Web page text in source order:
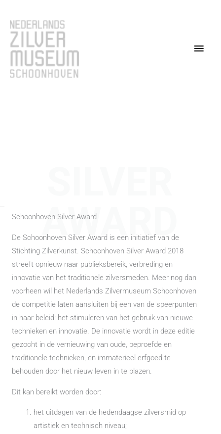
naar
inhoud
AWARD
Schoonhoven Silver Award
De Schoonhoven Silver Award is een initiatief van de
Stichting Zilverkunst. Schoonhoven Silver Award 2018
streeft opnieuw naar publieksbereik, verbreding en
innovatie van het traditionele zilversmeden. Meer nog dan
voorheen wil het Nederlands Zilvermuseum Schoonhoven
de competitie laten aansluiten bij een van de speerpunten
in haar beleid: het stimuleren van het gebruik van nieuwe
technieken en innovatie. De innovatie wordt in deze editie
gezocht in de vernieuwing van oude, beproefde en
traditionele technieken, en immaterieel erfgoed te
behouden door het nieuw leven in te blazen.
Dit kan bereikt worden door:
het uitdagen van de hedendaagse zilversmid op
artistiek en technisch niveau;